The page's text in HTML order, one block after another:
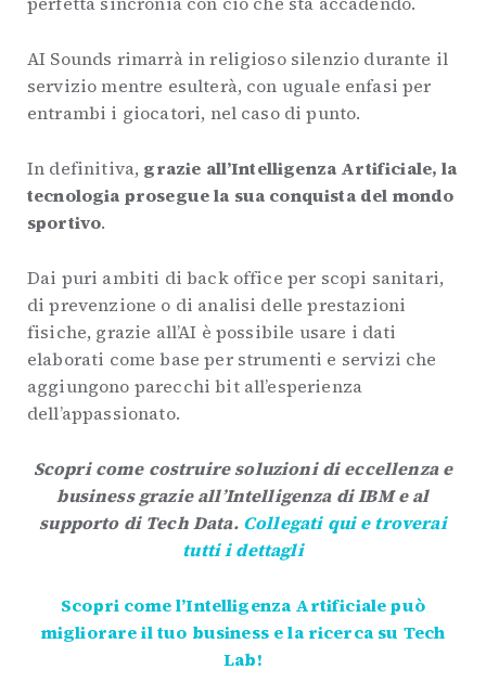
AI Sounds rimarrà in religioso silenzio durante il
servizio mentre esulterà, con uguale enfasi per
entrambi i giocatori, nel caso di punto.
In definitiva, grazie all’Intelligenza Artificiale, la
tecnologia prosegue la sua conquista del mondo
sportivo.
Dai puri ambiti di back office per scopi sanitari,
di prevenzione o di analisi delle prestazioni
fisiche, grazie all’AI è possibile usare i dati
elaborati come base per strumenti e servizi che
aggiungono parecchi bit all’esperienza
dell’appassionato.
Scopri come costruire soluzioni di eccellenza e
business grazie all’Intelligenza di IBM e al
supporto di Tech Data. Collegati qui e troverai
tutti i dettagli
Scopri come l’Intelligenza Artificiale può
migliorare il tuo business e la ricerca su Tech
Lab!